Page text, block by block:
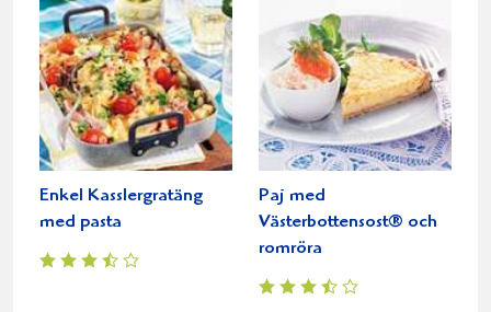
Enkel Kasslergratäng
med pasta
Paj med
Västerbottensost® och
romröra